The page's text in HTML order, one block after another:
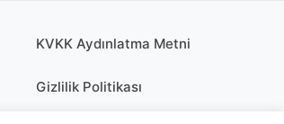
KVKK Aydınlatma Metni
Gizlilik Politikası